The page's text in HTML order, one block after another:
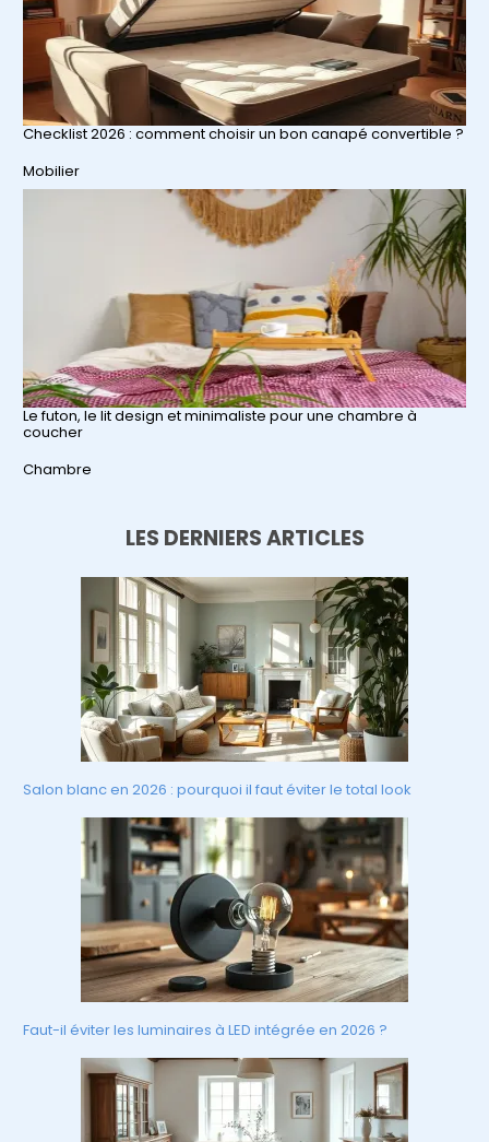
Checklist 2026 : comment choisir un bon canapé convertible ?
Par rapport à
Mobilier
Le futon, le lit design et minimaliste pour une chambre à
coucher
Par rapport à
Chambre
LES DERNIERS ARTICLES
Salon blanc en 2026 : pourquoi il faut éviter le total look
Faut-il éviter les luminaires à LED intégrée en 2026 ?